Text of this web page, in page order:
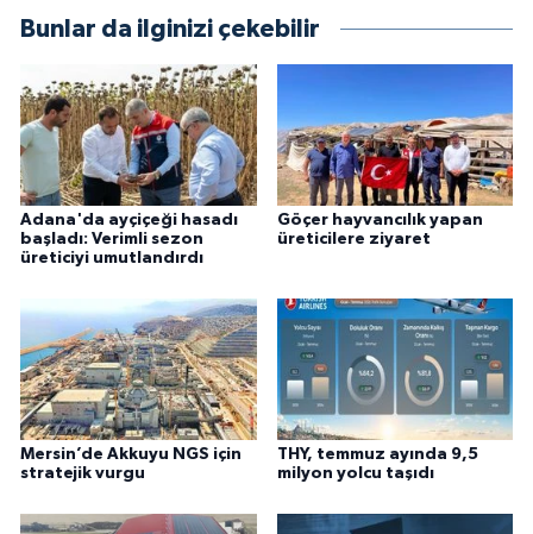
Bunlar da ilginizi çekebilir
Adana'da ayçiçeği hasadı
başladı: Verimli sezon
üreticiyi umutlandırdı
Göçer hayvancılık yapan
üreticilere ziyaret
Mersin’de Akkuyu NGS için
stratejik vurgu
THY, temmuz ayında 9,5
milyon yolcu taşıdı